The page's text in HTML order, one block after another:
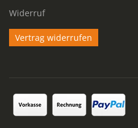
Widerruf
Vertrag widerrufen